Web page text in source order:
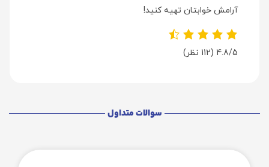
آرامش خوابتان تهیه کنید!
4.8/5 (112 نظر)
سوالات متداول